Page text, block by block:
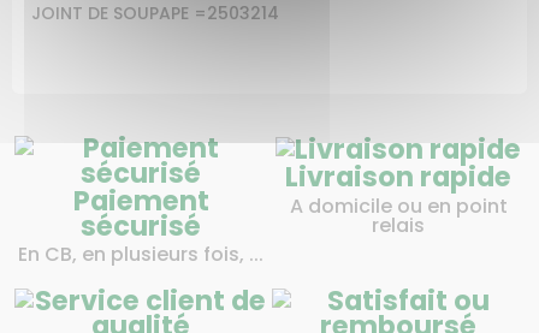
JOINT DE SOUPAPE =2503214
Paiement
sécurisé
En CB, en plusieurs fois, ...
Livraison rapide
A domicile ou en point
relais